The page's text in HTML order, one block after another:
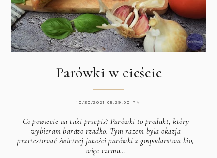
Parówki w cieście
10/30/2021 05:29:00 PM
Co powiecie na taki przepis? Parówki to produkt, który
wybieram bardzo rzadko. Tym razem była okazja
przetestować świetnej jakości parówki z gospodarstwa bio,
więc czemu…